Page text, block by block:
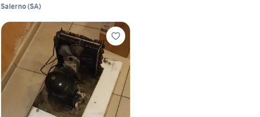
Salerno(SA)